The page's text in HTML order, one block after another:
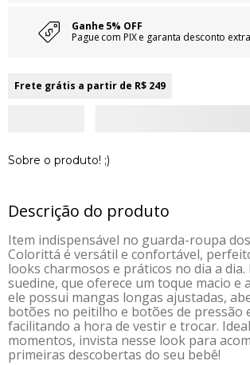
Ganhe 5% OFF
Pague com PIX e garanta desconto
Frete grátis a partir de R$ 249
Sobre o produto! ;)
Descrição do produto
Item indispensável no guarda-roupa
Colorittá é versátil e confortável,
looks charmosos e práticos no dia a dia.
suedine, que oferece um toque macio e
ele possui mangas longas ajustadas,
botões no peitilho e botões de pressão
facilitando a hora de vestir e trocar.
momentos, invista nesse look para
primeiras descobertas do seu bebê!